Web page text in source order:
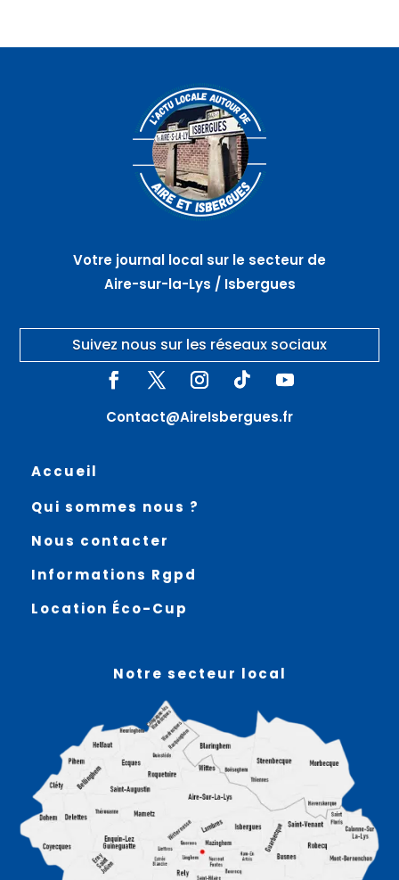
Votre journal local sur le secteur de
Aire-sur-la-Lys / Isbergues
Suivez nous sur les réseaux sociaux
Contact@AireIsbergues.fr
Accueil
Qui sommes nous ?
Nous contacter
Informations Rgpd
Location Éco-Cup
Notre secteur local